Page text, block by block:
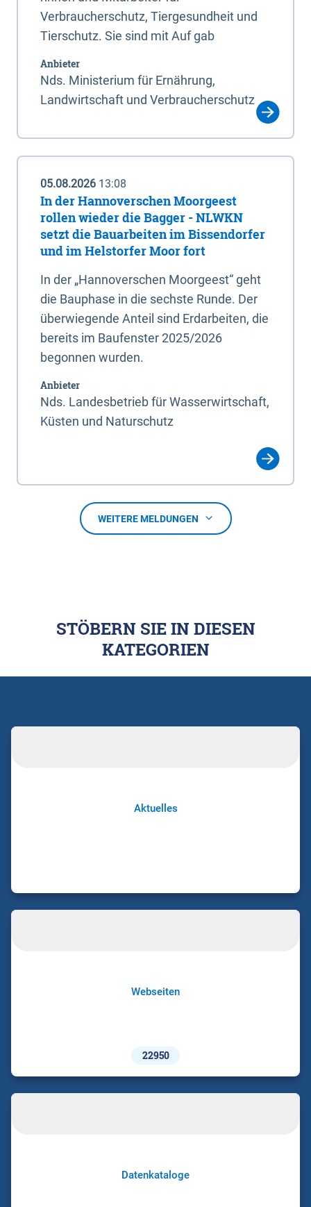
Verbraucherschutz, Tiergesundheit und
Tierschutz. Sie sind mit Auf gab
Anbieter
Nds. Ministerium für Ernährung,
Landwirtschaft und Verbraucherschutz
05.08.2026 13:08
In der Hannoverschen Moorgeest
rollen wieder die Bagger - NLWKN
setzt die Bauarbeiten im Bissendorfer
und im Helstorfer Moor fort
In der „Hannoverschen Moorgeest“ geht
die Bauphase in die sechste Runde. Der
überwiegende Anteil sind Erdarbeiten, die
bereits im Baufenster 2025/2026
begonnen wurden.
Anbieter
Nds. Landesbetrieb für Wasserwirtschaft,
Küsten und Naturschutz
WEITERE MELDUNGEN
STÖBERN SIE IN DIESEN
KATEGORIEN
Aktuelles
Webseiten
22950
Datenkataloge